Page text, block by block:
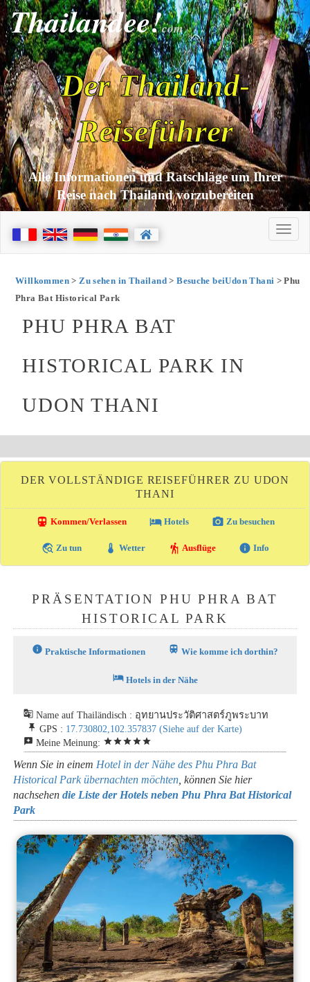
Thailandee!com
Der Thailand-
Reiseführer
Alle Informationen und Ratschläge um Ihrer
Reise nach Thailand vorzubereiten
Willkommen>Zu sehen in Thailand>Besuche beiUdon Thani > Phu
Phra Bat Historical Park
PHU PHRA BAT
HISTORICAL PARK IN
UDON THANI
DER VOLLSTÄNDIGE REISEFÜHRER ZU UDON
THANI
directions_transit Kommen/Verlassen local_hotelHotels photo_camera Zu besuchen
travel_explore Zu tun thermostat Wetter hiking Ausflüge info Info
PRÄSENTATION PHU PHRA BAT
HISTORICAL PARK
info Praktische Informationen train Wie komme ich dorthin?
hotelHotels in der Nähe
g_translate Name auf Thailändisch : อุทยานประวัติศาสตร์ภูพระบาท
push_pin GPS : 17.730802,102.357837 (Siehe auf der Karte)
reviews Meine Meinung: starstarstarstarstar
Wenn Sie in einem Hotel in der Nähe des Phu Phra Bat
Historical Park übernachten möchten , können Sie hier
nachsehendie Liste der Hotels neben Phu Phra Bat Historical
Park